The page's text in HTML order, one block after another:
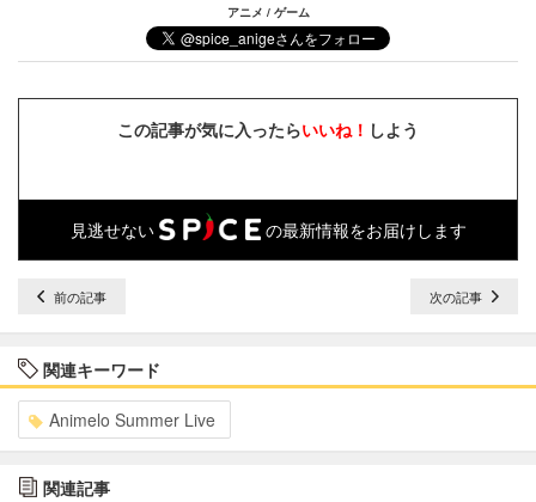
アニメ / ゲーム
この記事が気に入ったらいいね！ しよう
見逃せない の最新情報をお届けします
前の記事 次の記事
関連キーワード
Animelo Summer Live
関連記事